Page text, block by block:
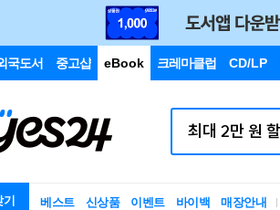
국도서 중고샵 eBook 크레마클럽 CD/LP
베스트 신상품 이벤트 바이백 매장안내